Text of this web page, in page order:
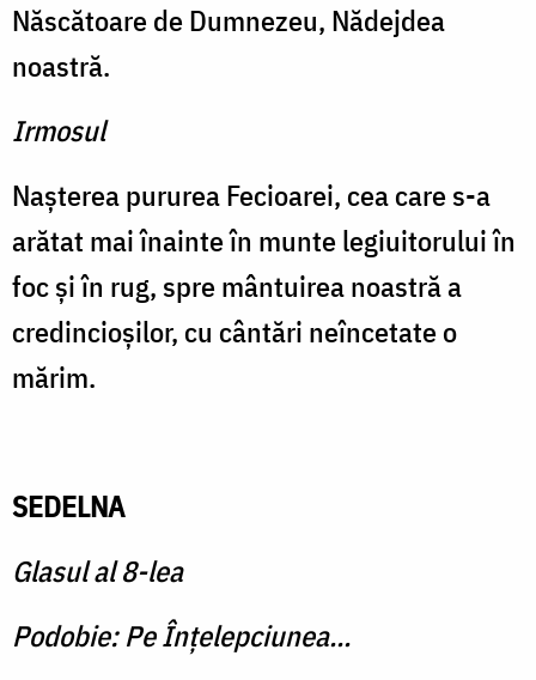
Născătoare de Dumnezeu, Nădejdea
noastră.
Irmosul
Naşterea pururea Fecioarei, cea care s-a
arătat mai înainte în munte legiuitorului în
foc şi în rug, spre mântuirea noastră a
credincioşilor, cu cântări neîncetate o
mărim.
SEDELNA
Glasul al 8-lea
Podobie: Pe Înţelepciunea...